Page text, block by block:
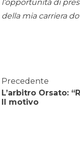
l’opportunità di
della mia carriera
Precedente
L’arbitro Orsato:
Il motivo